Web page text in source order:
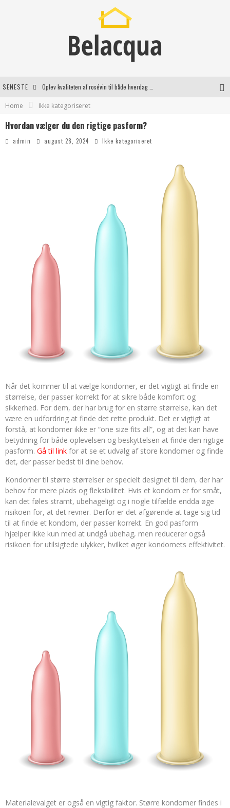
SENESTE
Home Ikke kategoriseret
Hvordan vælger du den rigtige pasform?
admin august 28, 2024 Ikke kategoriseret
Når det kommer til at vælge kondomer, er det vigtigt at finde en
størrelse, der passer korrekt for at sikre både komfort og
sikkerhed. For dem, der har brug for en større størrelse, kan det
være en udfordring at finde det rette produkt. Det er vigtigt at
forstå, at kondomer ikke er “one size fits all”, og at det kan have
betydning for både oplevelsen og beskyttelsen at finde den rigtige
pasform. Gå til link for at se et udvalg af store kondomer og finde
det, der passer bedst til dine behov.
Kondomer til større størrelser er specielt designet til dem, der har
behov for mere plads og fleksibilitet. Hvis et kondom er for småt,
kan det føles stramt, ubehageligt og i nogle tilfælde endda øge
risikoen for, at det revner. Derfor er det afgørende at tage sig tid
til at finde et kondom, der passer korrekt. En god pasform
hjælper ikke kun med at undgå ubehag, men reducerer også
risikoen for utilsigtede ulykker, hvilket øger kondomets effektivitet.
Materialevalget er også en vigtig faktor. Større kondomer findes i